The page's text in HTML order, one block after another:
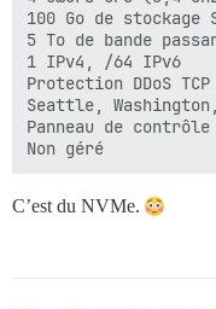
100 Go de stockage
5 To de bande
1 IPv4, /64 IPv6
Protection DDoS
Seattle,
Panneau de
C’est du NVMe.